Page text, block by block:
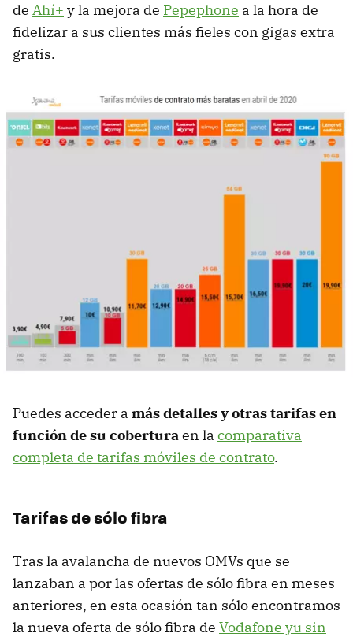
de Ahí+ y la mejora de Pepephone a la hora de
fidelizar a sus clientes más fieles con gigas extra
gratis.
Puedes acceder a más detalles y otras tarifas en
función de su coberturaen la comparativa
completa de tarifas móviles de contrato.
Tarifas de sólo fibra
Tras la avalancha de nuevos OMVs que se
lanzaban a por las ofertas de sólo fibra en meses
anteriores, en esta ocasión tan sólo encontramos
la nueva oferta de sólo fibra de Vodafone yu sin